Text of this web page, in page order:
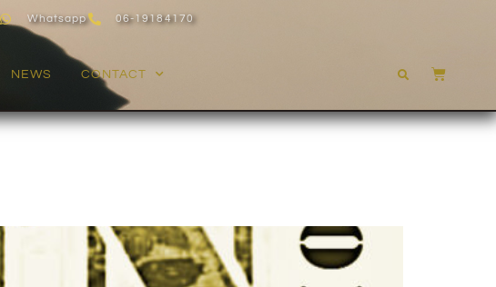
Whatsapp 06-19184170
NEWS CONTACT